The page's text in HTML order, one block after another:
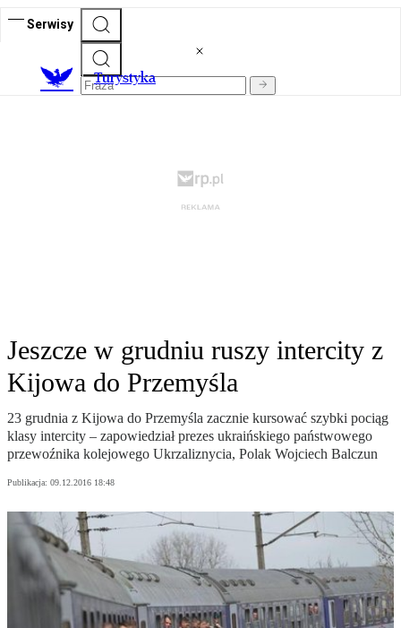
Serwisy
Turystyka
Jeszcze w grudniu ruszy intercity z
Kijowa do Przemyśla
23 grudnia z Kijowa do Przemyśla zacznie kursować szybki pociąg
klasy intercity – zapowiedział prezes ukraińskiego państwowego
przewoźnika kolejowego Ukrzaliznycia, Polak Wojciech Balczun
Publikacja: 09.12.2016 18:48